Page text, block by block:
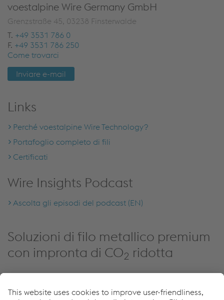
voestalpine Wire Germany GmbH
Grenzstraße 45, 03238 Finsterwalde
T. +49 3531 786 0
F. +49 3531 786 250
Come trovarci
Inviare e-mail
Links
Perché voestalpine Wire Technology?
Portafoglio completo di fili
Certificati
Wire Insights Podcast
Ascolta gli episodi del podcast (EN)
Soluzioni di filo metallico premium
con impronta di CO2 ridotta